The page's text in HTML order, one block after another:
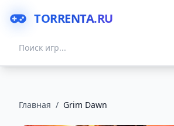
TORRENTA.RU
Главная / Grim Dawn